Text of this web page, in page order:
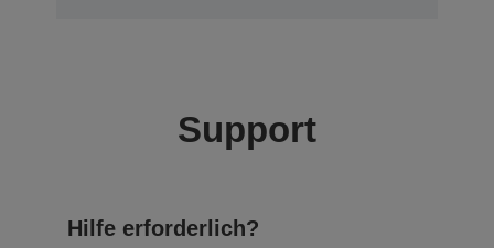
Support
Hilfe erforderlich?